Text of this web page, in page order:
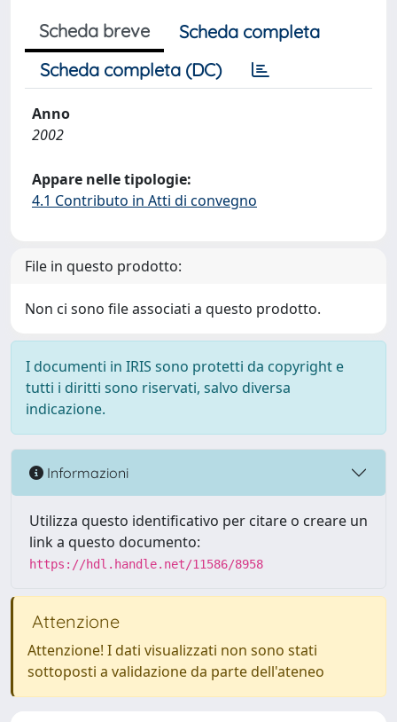
Scheda breve
Scheda completa
Scheda completa (DC)
Anno
2002
Appare nelle tipologie:
4.1 Contributo in Atti di convegno
File in questo prodotto:
Non ci sono file associati a questo prodotto.
I documenti in IRIS sono protetti da copyright e
tutti i diritti sono riservati, salvo diversa
indicazione.
Informazioni
Utilizza questo identificativo per citare o creare un
link a questo documento:
https://hdl.handle.net/11586/8958
Attenzione
Attenzione! I dati visualizzati non sono stati
sottoposti a validazione da parte dell'ateneo